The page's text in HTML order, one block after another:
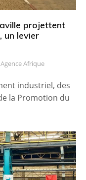
projettent
un levier
Agence Afrique
industriel, des
la Promotion du